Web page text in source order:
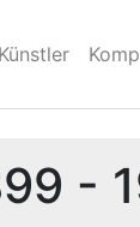
Künstler
-